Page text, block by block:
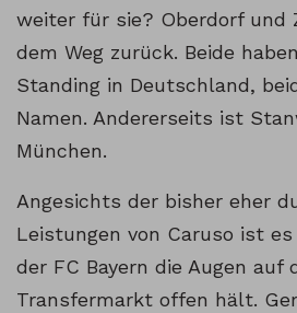
weiter für sie? Oberdorf und
dem Weg zurück. Beide
Standing in Deutschland,
Namen. Andererseits ist
München.
Angesichts der bisher eher
Leistungen von Caruso ist
der FC Bayern die Augen auf
Transfermarkt offen hält.